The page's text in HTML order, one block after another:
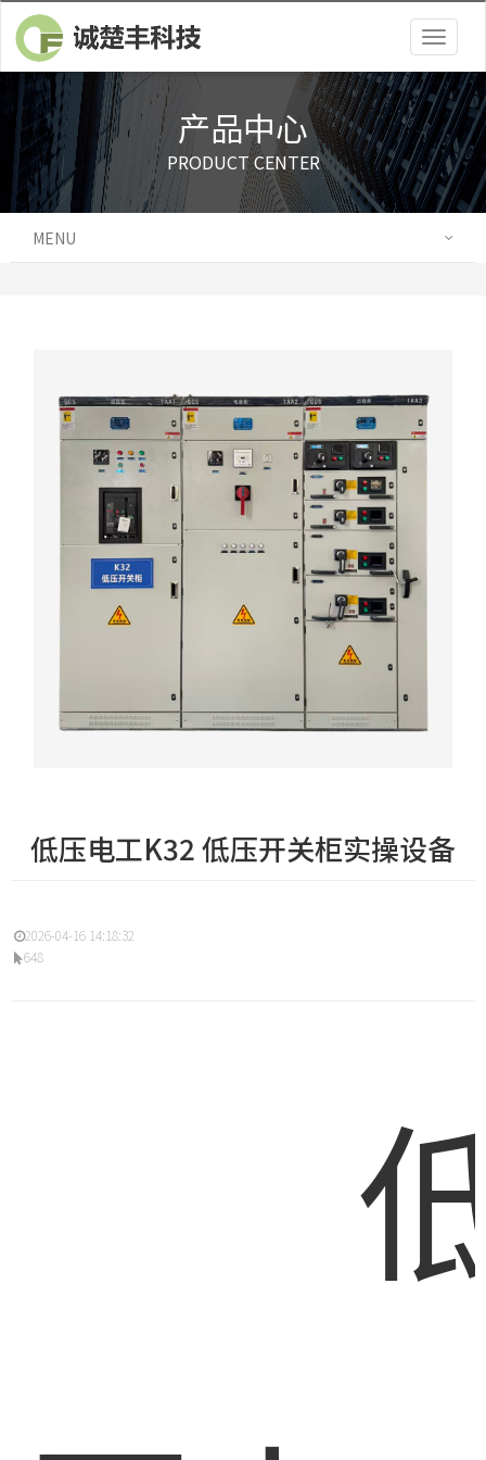
产品中心
PRODUCT CENTER
MENU
低压电工K32 低压开关柜实操设备
2026-04-16 14:18:32
648